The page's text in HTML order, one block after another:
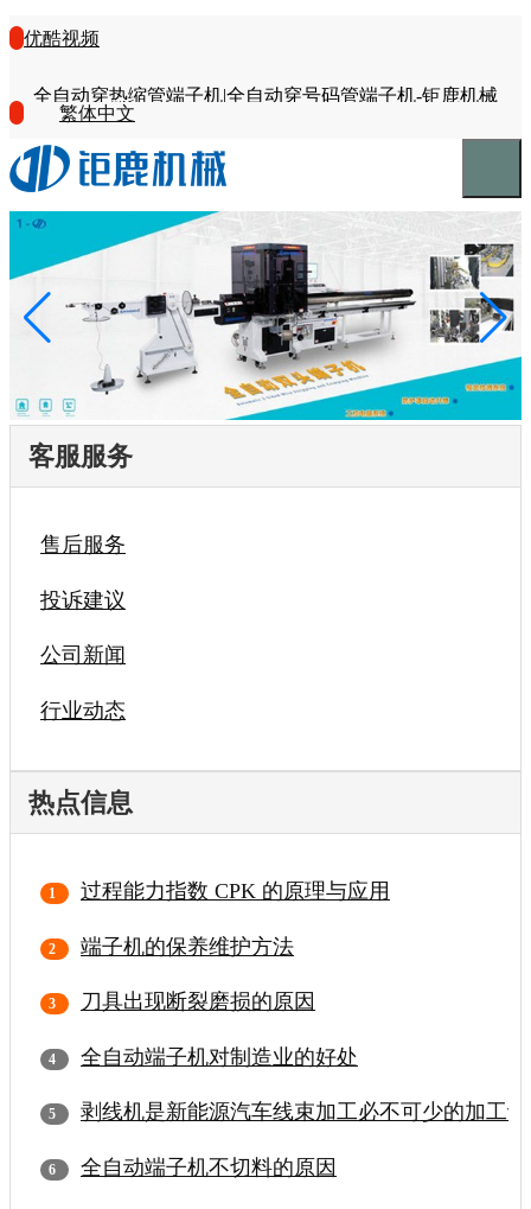
优酷视频
全自动穿热缩管端子机|全自动穿号码管端子机-钜鹿机械
繁体中文
客服服务
售后服务
投诉建议
公司新闻
行业动态
热点信息
过程能力指数 CPK 的原理与应用
端子机的保养维护方法
刀具出现断裂磨损的原因
全自动端子机对制造业的好处
剥线机是新能源汽车线束加工必不可少的加工
全自动端子机不切料的原因